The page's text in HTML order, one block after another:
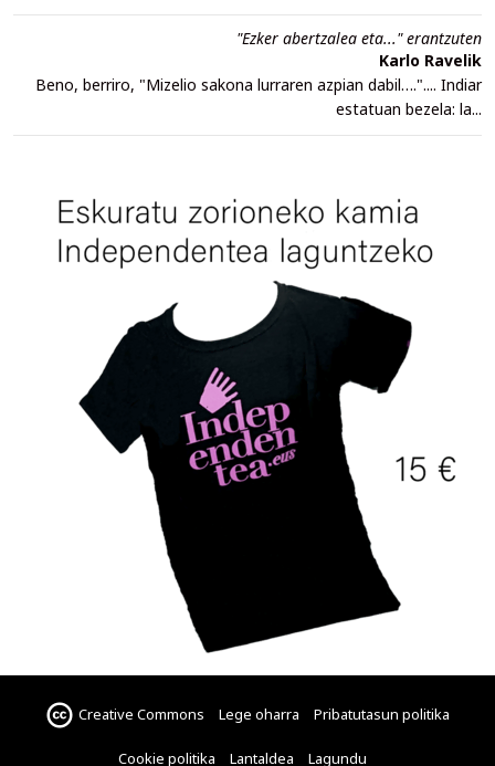
"Ezker abertzalea eta..." erantzuten
Karlo Ravelik
Beno, berriro, "Mizelio sakona lurraren azpian dabil….".... Indiar
estatuan bezela: la...
Creative Commons Lege oharra Pribatutasun politika
Cookie politika Lantaldea Lagundu